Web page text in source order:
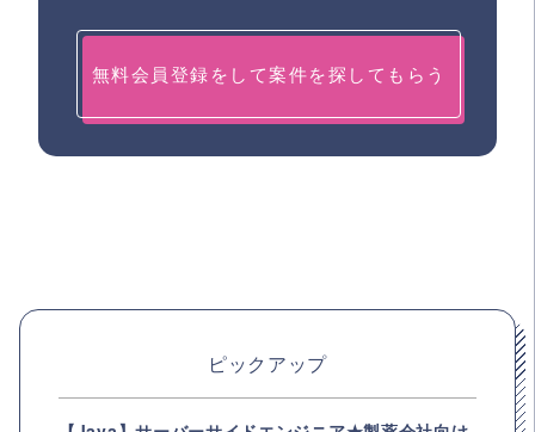
無料会員登録をして案件を探してもらう
ピックアップ